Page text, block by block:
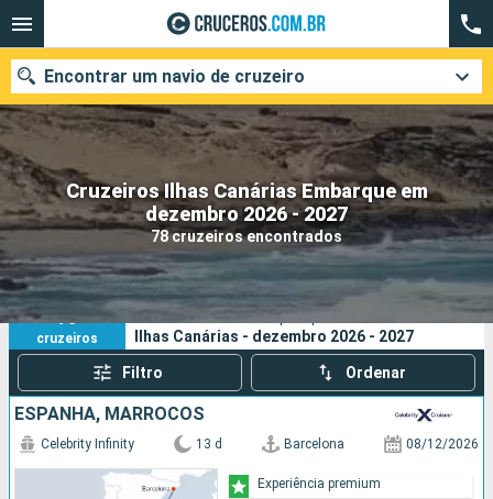
Cruzeiros Ilhas Canárias Embarque em
dezembro 2026 - 2027
78 cruzeiros encontrados
Encontrar um navio de cruzeiro
Quando ir?
Data de partida
Cidades Companhias
Pesquisar
78
cruzeiros
Os seus critérios de pesquisa:
Ilhas Canárias - dezembro 2026 - 2027
Filtro Ordenar
ESPANHA, MARROCOS
Celebrity Infinity 13 d Barcelona 08/12/2026
Experiência premium